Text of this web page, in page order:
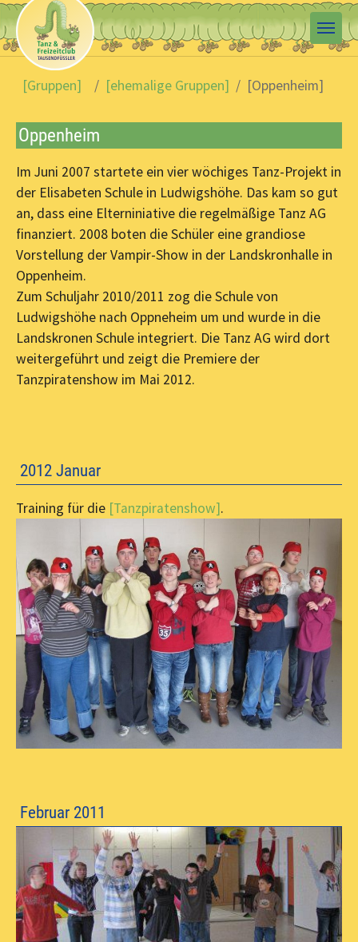
Skip to main content
You are here:
[Gruppen]
[ehemalige Gruppen] [Oppenheim]
Oppenheim
Im Juni 2007 startete ein vier wöchiges Tanz-Projekt in
der Elisabeten Schule in Ludwigshöhe. Das kam so gut
an, dass eine Elterniniative die regelmäßige Tanz AG
finanziert. 2008 boten die Schüler eine grandiose
Vorstellung der Vampir-Show in der Landskronhalle in
Oppenheim.
Zum Schuljahr 2010/2011 zog die Schule von
Ludwigshöhe nach Oppneheim um und wurde in die
Landskronen Schule integriert. Die Tanz AG wird dort
weitergeführt und zeigt die Premiere der
Tanzpiratenshow im Mai 2012.
2012 Januar
Training für die [Tanzpiratenshow].
Februar 2011